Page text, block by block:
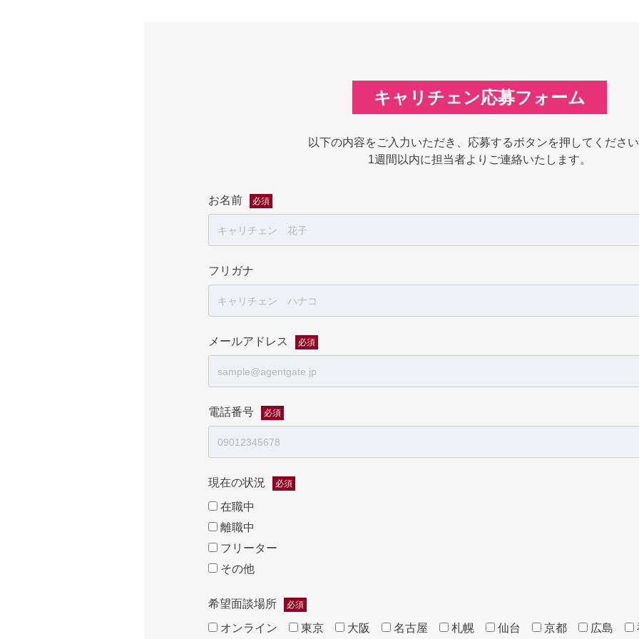
キャリチェン応募フォーム
以下の内容をご入力いただき、応募するボタンを押してくださ
1週間以内に担当者よりご連絡いたします。
お名前 必須
フリガナ
メールアドレス 必須
電話番号 必須
現在の状況 必須
在職中
離職中
フリーター
その他
希望面談場所 必須
オンライン 東京 大阪 名古屋 札幌 仙台 京都 広島